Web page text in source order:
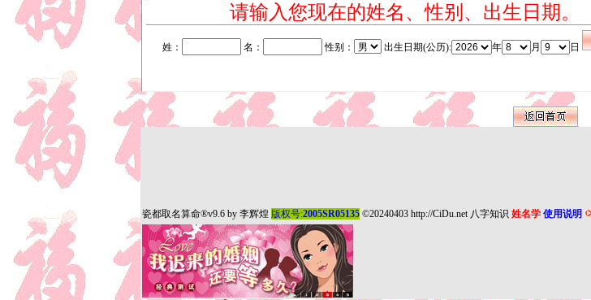
请输入您现在的姓名、性别、出生日期。
姓： 名： 性别： 出生日期(公历): 年 月 日
瓷都取名算命®v9.6 by 李辉煌 版权号:2005SR05135©20240403 http://CiDu.net 八字知识 姓名学 使用说明